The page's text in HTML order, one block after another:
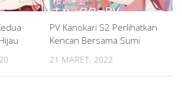
PV Kanokari S2 Perlihatkan
Kencan Bersama Sumi
21 MARET, 2022